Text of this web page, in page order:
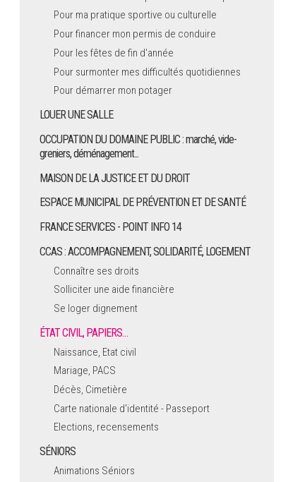
Pour ma pratique sportive ou culturelle
Pour financer mon permis de conduire
Pour les fêtes de fin d'année
Pour surmonter mes difficultés quotidiennes
Pour démarrer mon potager
LOUER UNE SALLE
OCCUPATION DU DOMAINE PUBLIC : marché, vide-
greniers, déménagement...
MAISON DE LA JUSTICE ET DU DROIT
ESPACE MUNICIPAL DE PRÉVENTION ET DE SANTÉ
FRANCE SERVICES - POINT INFO 14
CCAS : ACCOMPAGNEMENT, SOLIDARITÉ, LOGEMENT
Connaître ses droits
Solliciter une aide financière
Se loger dignement
ÉTAT CIVIL, PAPIERS…
Naissance, Etat civil
Mariage, PACS
Décès, Cimetière
Carte nationale d'identité - Passeport
Elections, recensements
SÉNIORS
Animations Séniors